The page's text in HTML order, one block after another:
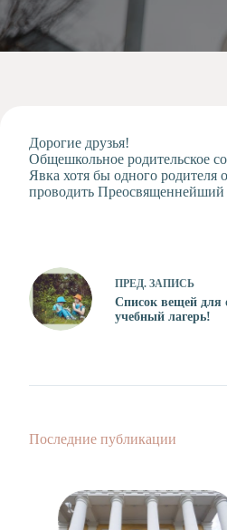
Проекты
отделение
Психологическая
Служба
Дорогие друзья!
Общешкольное родительское
Явка хотя бы одного родителя
проводить Преосвященнейший
ПРЕД. ЗАПИСЬ
Список вещей для
учебный лагерь!
Последние публикации